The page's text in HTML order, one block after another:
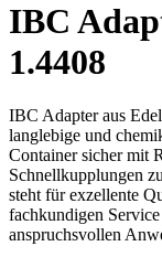
IBC
1.4408
IBC Adapter aus
langlebige und
Container sicher mit
Schnellkupplungen
steht für exzellente
fachkundigen
anspruchsvollen